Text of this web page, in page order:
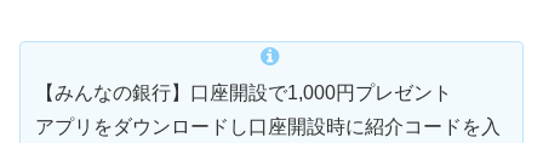
【みんなの銀行】口座開設で1,000円プレゼント
アプリをダウンロードし口座開設時に紹介コードを入